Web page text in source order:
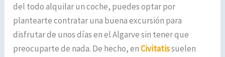
del todo alquilar un coche, puedes optar por
plantearte contratar una buena excursión para
disfrutar de unos días en el Algarve sin tener que
preocuparte de nada. De hecho, enCivitatissuelen